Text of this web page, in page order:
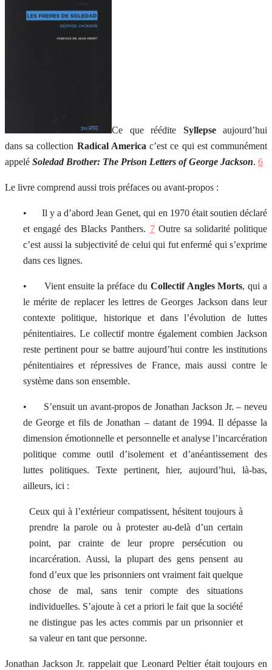
Ce que réédite Syllepse aujourd’hui
dans sa collection Radical America c’est ce qui est communément
appelé Soledad Brother: The Prison Letters of George Jackson. 6
Le livre comprend aussi trois préfaces ou avant-propos :
• Il y a d’abord Jean Genet, qui en 1970 était soutien déclaré
et engagé des Blacks Panthers. 7Outre sa solidarité politique
c’est aussi la subjectivité de celui qui fut enfermé qui s’exprime
dans ces lignes.
• Vient ensuite la préface du Collectif Angles Morts, qui a
le mérite de replacer les lettres de Georges Jackson dans leur
contexte politique, historique et dans l’évolution de luttes
pénitentiaires. Le collectif montre également combien Jackson
reste pertinent pour se battre aujourd’hui contre les institutions
pénitentiaires et répressives de France, mais aussi contre le
système dans son ensemble.
• S’ensuit un avant-propos de Jonathan Jackson Jr. – neveu
de George et fils de Jonathan – datant de 1994. Il dépasse la
dimension émotionnelle et personnelle et analyse l’incarcération
politique comme outil d’isolement et d’anéantissement des
luttes politiques. Texte pertinent, hier, aujourd’hui, là-bas,
ailleurs, ici :
Ceux qui à l’extérieur compatissent, hésitent toujours à
prendre la parole ou à protester au-delà d’un certain
point, par crainte de leur propre persécution ou
incarcération. Aussi, la plupart des gens pensent au
fond d’eux que les prisonniers ont vraiment fait quelque
chose de mal, sans tenir compte des situations
individuelles. S’ajoute à cet a priori le fait que la société
ne distingue pas les actes commis par un prisonnier et
sa valeur en tant que personne.
Jonathan Jackson Jr. rappelait que Leonard Peltier était toujours en